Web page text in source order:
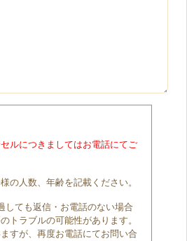
ルにつきましてはお電話にてご
の人数、年齢を記載ください。
しても返信・お電話のない場合
トラブルの可能性があります。
すが、再度お電話にてお問い合